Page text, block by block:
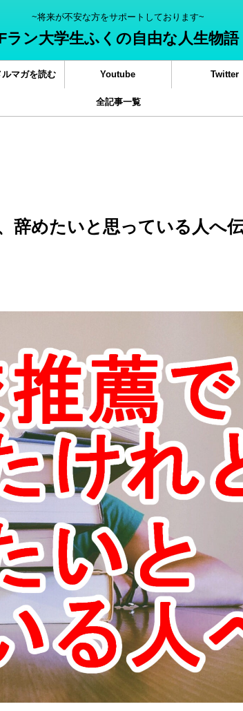
~将来が不安な方をサポートしております~
ラン大学生ふくの自由な人生物語
マガを読む Youtube Twitter
全記事一覧
辞めたいと思っている人へ